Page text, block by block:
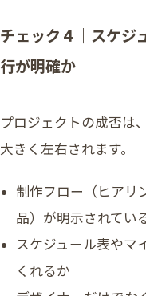
チェック４｜スケジ
行が明確か
プロジェクトの成否は
大きく左右されます。
制作フロー（ヒア
品）が明示されてい
スケジュール表やマ
くれるか